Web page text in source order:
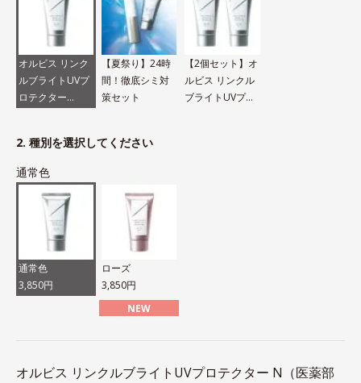
オルビス リンク
ルブライトUVプ
ロテクター
【夏祭り】24時
間！徹底シミ対
策セット
【2個セット】オ
ルビス リンクル
ブライトUVプロ
2. 種別を選択してください
通常色
通常色
3,850円
ローズ
3,850円
NEW
オルビス リンクルブライトUVプロテクター N（医薬部